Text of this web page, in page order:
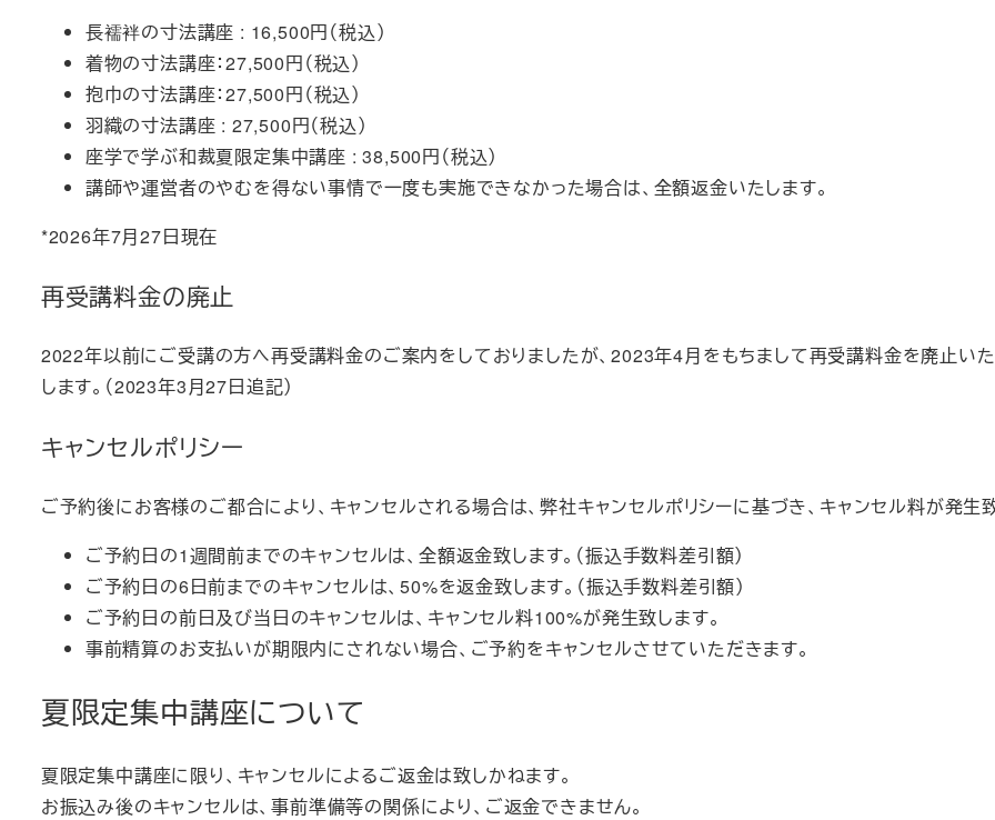
長襦袢の寸法講座 : 16,500円（税込）
着物の寸法講座：27,500円（税込）
抱巾の寸法講座：27,500円（税込）
羽織の寸法講座 : 27,500円（税込）
座学で学ぶ和裁夏限定集中講座 : 38,500円（税込）
講師や運営者のやむを得ない事情で一度も実施できなかった場合は、全額返金いたします。
*2026年7月27日現在
再受講料金の廃止
2022年以前にご受講の方へ再受講料金のご案内をしておりましたが、2023年4月をもちまして再受講料金を廃止い
します。（2023年3月27日追記）
キャンセルポリシー
ご予約後にお客様のご都合により、キャンセルされる場合は、弊社キャンセルポリシーに基づき、キャンセル料が発生
ご予約日の1週間前までのキャンセルは、全額返金致します。（振込手数料差引額）
ご予約日の6日前までのキャンセルは、50%を返金致します。（振込手数料差引額）
ご予約日の前日及び当日のキャンセルは、キャンセル料100%が発生致します。
事前精算のお支払いが期限内にされない場合、ご予約をキャンセルさせていただきます。
夏限定集中講座について
夏限定集中講座に限り、キャンセルによるご返金は致しかねます。
お振込み後のキャンセルは、事前準備等の関係により、ご返金できません。